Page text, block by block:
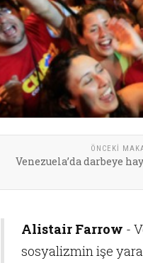
ÖNCEKI
Venezuela’da darbeye
Alistair Farrow -
sosyalizmin işe